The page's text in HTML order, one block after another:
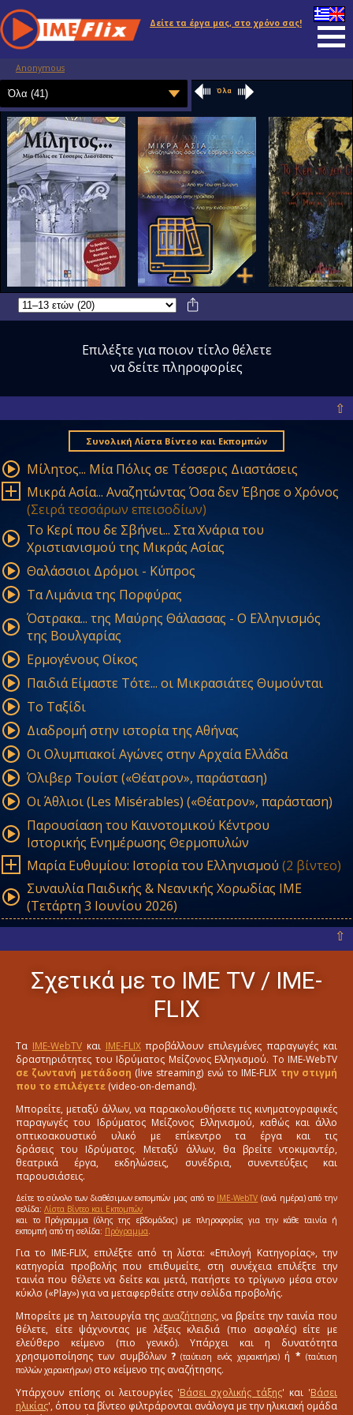
Δείτε τα έργα μας, στο χρόνο σας!
Anonymous
Όλα
Επιλέξτε για ποιον τίτλο θέλετε
να δείτε πληροφορίες
⇧
Συνολική Λίστα Βίντεο και Εκπομπών
Mίλητος... Mία Πόλις σε Tέσσερις Διαστάσεις
Mικρά Aσία... Aναζητώντας Όσα δεν Έβησε ο Χρόνος
(Σειρά τεσσάρων επεισοδίων)
Το Κερί που δε Σβήνει... Στα Χνάρια του
Χριστιανισμού της Mικράς Aσίας
Θαλάσσιοι Δρόμοι - Κύπρος
Tα Λιμάνια της Πορφύρας
Όστρακα... της Μαύρης Θάλασσας - Ο Ελληνισμός
της Βουλγαρίας
Ερμογένους Οίκος
Παιδιά Είμαστε Τότε... οι Μικρασιάτες Θυμούνται
Το Ταξίδι
Διαδρομή στην ιστορία της Αθήνας
Οι Ολυμπιακοί Αγώνες στην Αρχαία Ελλάδα
Όλιβερ Τουίστ («Θέατρον», παράσταση)
Οι Άθλιοι (Les Misérables) («Θέατρον», παράσταση)
Παρουσίαση του Καινοτομικού Κέντρου
Ιστορικής Ενημέρωσης Θερμοπυλών
Μαρία Ευθυμίου: Ιστορία του Ελληνισμού (2 βίντεο)
Συναυλία Παιδικής & Νεανικής Χορωδίας ΙΜΕ
(Τετάρτη 3 Ιουνίου 2026)
⇧
Σχετικά με το ΙΜΕ ΤV / IME-
FLIX
Τα IME-WebTVκαι IME-FLIXπροβάλλουν επιλεγμένες παραγωγές και
δραστηριότητες του Ιδρύματος Μείζονος Ελληνισμού. Το IME-WebTV
σε ζωντανή μετάδοση (live streaming) ενώ το IME-FLIX την στιγμή
που το επιλέγετε (video-on-demand).
Μπορείτε, μεταξύ άλλων, να παρακολουθήσετε τις κινηματογραφικές
παραγωγές του Ιδρύματος Μείζονος Ελληνισμού, καθώς και άλλο
οπτικοακουστικό υλικό με επίκεντρο τα έργα και τις
δράσεις του Ιδρύματος. Μεταξύ άλλων, θα βρείτε ντοκιμαντέρ,
θεατρικά έργα, εκδηλώσεις, συνέδρια, συνεντεύξεις και
παρουσιάσεις.
Δείτε το σύνολο των διαθέσιμων εκπομπών μας από το IME-WebTV (ανά ημέρα) από την
σελίδα: Λίστα Βίντεο και Εκπομπών
και το Πρόγραμμα (όλης της εβδομάδας) με πληροφορίες για την κάθε ταινία ή
εκπομπή από τη σελίδα: Πρόγραμμα.
Για το IME-FLIX, επιλέξτε από τη λίστα: «Επιλογή Κατηγορίας», την
κατηγορία προβολής που επιθυμείτε, στη συνέχεια επιλέξτε την
ταινία που θέλετε να δείτε και μετά, πατήστε το τρίγωνο μέσα στον
κύκλο («Play») για να μεταφερθείτε στην σελίδα προβολής.
Μπορείτε με τη λειτουργία της αναζήτησης, να βρείτε την ταινία που
θέλετε, είτε ψάχνοντας με λέξεις κλειδιά (πιο ασφαλές) είτε με
ελεύθερο κείμενο (πιο γενικό). Υπάρχει και η δυνατότητα
χρησιμοποίησης των συμβόλων ? (ταύτιση ενός χαρακτήρα) ή * (ταύτιση
πολλών χαρακτήρων) στο κείμενο της αναζήτησης.
Υπάρχουν επίσης οι λειτουργίες 'Βάσει σχολικής τάξης' και 'Βάσει
ηλικίας', όπου τα βίντεο φιλτράρονται ανάλογα με την ηλικιακή ομάδα